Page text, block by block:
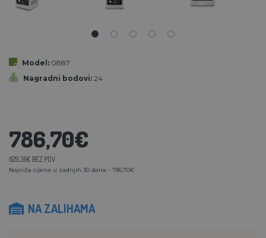
Model: 0887
Nagradni bodovi: 24
786,70€
629,36€ BEZ PDV
Najniža cijena u zadnjih 30 dana - 786,70€
NA ZALIHAMA